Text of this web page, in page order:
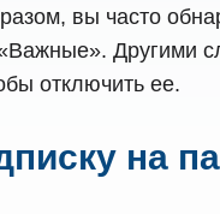
вы часто
Другими
отключить ее.
на